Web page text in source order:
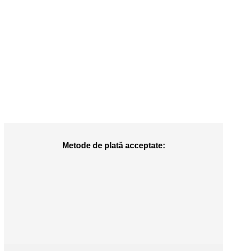
Metode de plată acceptate: